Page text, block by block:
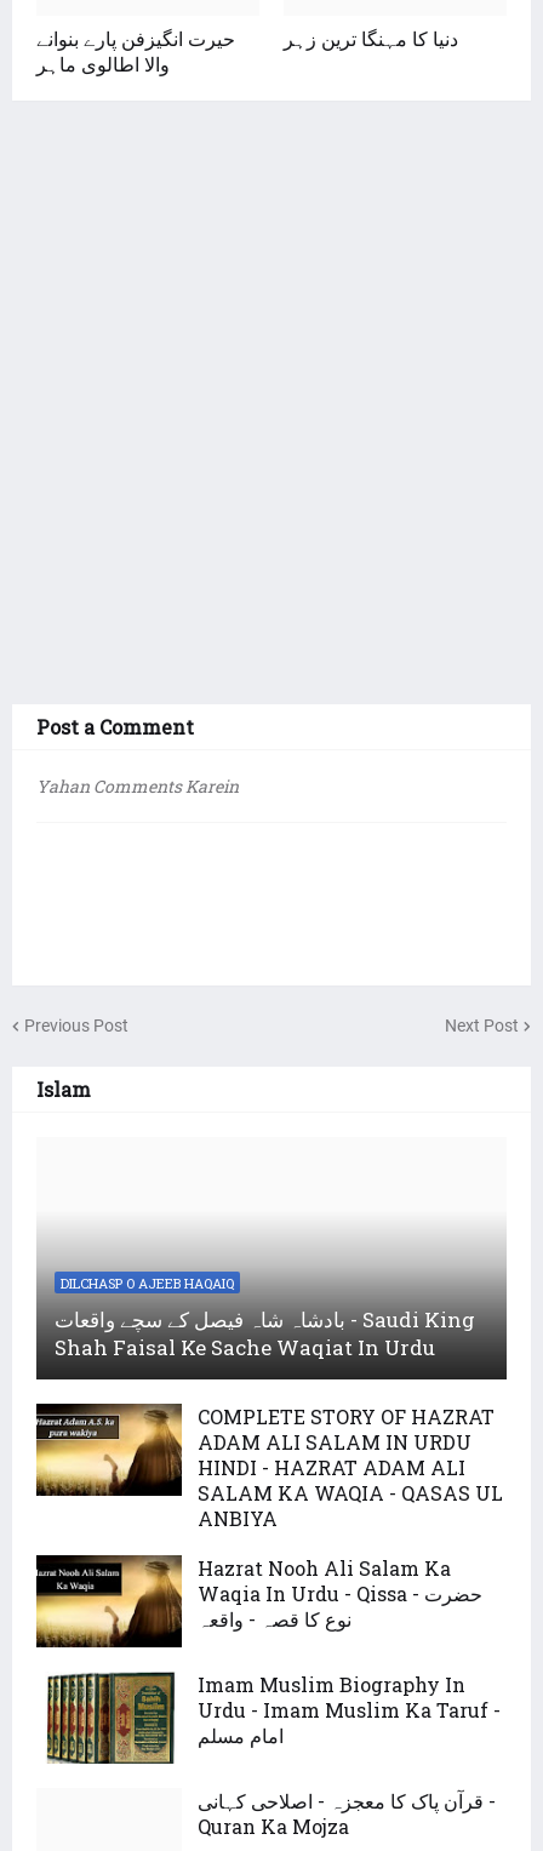
حیرت انگیزفن پارے بنوانے
والا اطالوی ماہر
دنیا کا مہنگا ترین زہر
Post a Comment
Yahan Comments Karein
Previous Post Next Post
Islam
DILCHASP O AJEEB HAQAIQ
بادشاہ شاہ فیصل کے سچے واقعات - Saudi King
Shah Faisal Ke Sache Waqiat In Urdu
COMPLETE STORY OF HAZRAT
ADAM ALI SALAM IN URDU
HINDI - HAZRAT ADAM ALI
SALAM KA WAQIA - QASAS UL
ANBIYA
Hazrat Nooh Ali Salam Ka
Waqia In Urdu - Qissa - حضرت
نوع کا قصہ - واقعہ
Imam Muslim Biography In
Urdu - Imam Muslim Ka Taruf -
امام مسلم
قرآن پاک کا معجزہ - اصلاحی کہانی -
Quran Ka Mojza